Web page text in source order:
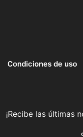
Condiciones de uso
¡Recibe las últimas